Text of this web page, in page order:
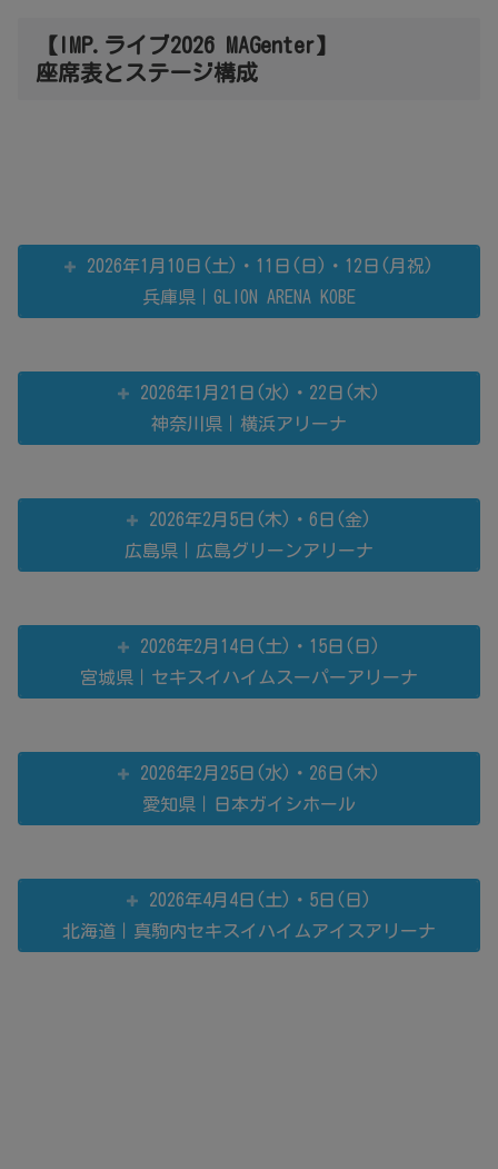
【IMP.ライブ2026 MAGenter】
座席表とステージ構成
2026年1月10日(土)・11日(日)・12日(月祝)
兵庫県｜GLION ARENA KOBE
2026年1月21日(水)・22日(木)
神奈川県｜横浜アリーナ
2026年2月5日(木)・6日(金)
広島県｜広島グリーンアリーナ
2026年2月14日(土)・15日(日)
宮城県｜セキスイハイムスーパーアリーナ
2026年2月25日(水)・26日(木)
愛知県｜日本ガイシホール
2026年4月4日(土)・5日(日)
北海道｜真駒内セキスイハイムアイスアリーナ